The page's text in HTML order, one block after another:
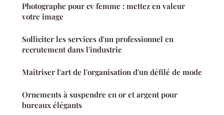
Photographe pour cv femme : mettez en valeur
votre image
Solliciter les services d'un professionnel en
recrutement dans l'industrie
Maîtriser l'art de l'organisation d'un défilé de mode
Ornements à suspendre en or et argent pour
bureaux élégants